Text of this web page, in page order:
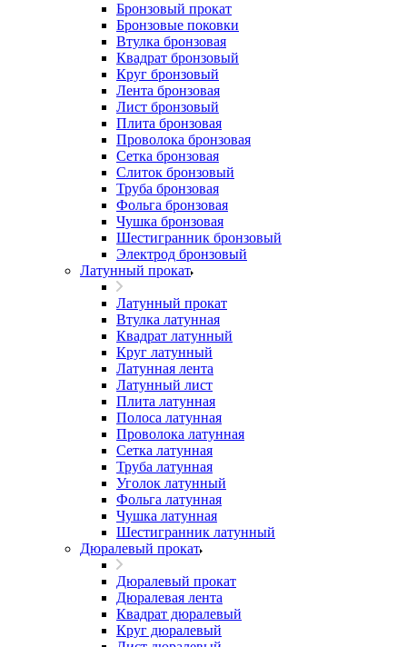
Бронзовый прокат
Бронзовые поковки
Втулка бронзовая
Квадрат бронзовый
Круг бронзовый
Лента бронзовая
Лист бронзовый
Плита бронзовая
Проволока бронзовая
Сетка бронзовая
Слиток бронзовый
Труба бронзовая
Фольга бронзовая
Чушка бронзовая
Шестигранник бронзовый
Электрод бронзовый
Латунный прокат
Латунный прокат
Втулка латунная
Квадрат латунный
Круг латунный
Латунная лента
Латунный лист
Плита латунная
Полоса латунная
Проволока латунная
Сетка латунная
Труба латунная
Уголок латунный
Фольга латунная
Чушка латунная
Шестигранник латунный
Дюралевый прокат
Дюралевый прокат
Дюралевая лента
Квадрат дюралевый
Круг дюралевый